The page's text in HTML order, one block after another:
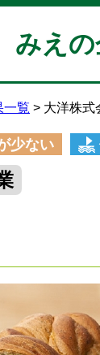
みえ
一覧 大洋株式
少ない